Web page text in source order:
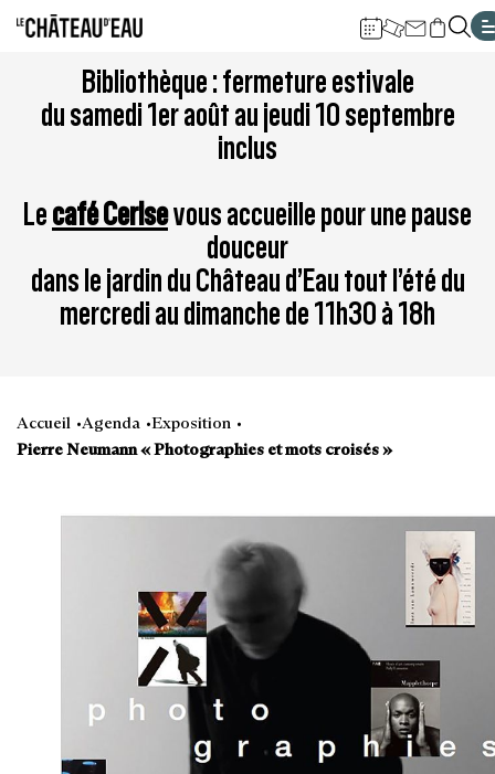
Aller
contenu
Aller
à
la
navigation
à
la
recherche
Aller
au
pied
plan
Bibliothèque : fermeture estivale
du samedi 1er août au jeudi 10 septembre
inclus
Lecafé Cerisevous accueille pour une pause
douceur
dans le jardin du Château d’Eau tout l’été du
mercredi au dimanche de 11h30 à 18h
Accueil Agenda Exposition
Pierre Neumann « Photographies et mots croisés »